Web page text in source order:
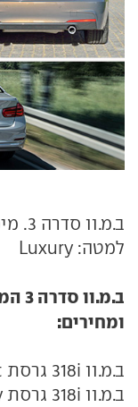
למטה: Luxury
ומחירים:
ב.מ.וו 318i גרסת Sport תעלה 240,000 שקל
ב.מ.וו 318i גרסת Luxury תעלה 267,000 שקל